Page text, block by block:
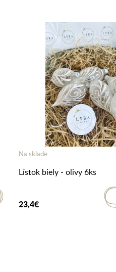
Na sklade
Lístok biely - olivy 6ks
23,4€